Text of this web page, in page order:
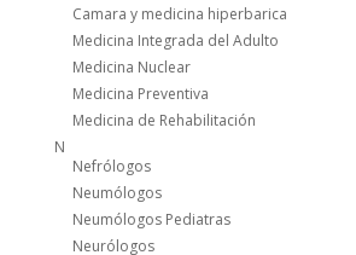
Camara y medicina hiperbarica
Medicina Integrada del Adulto
Medicina Nuclear
Medicina Preventiva
Medicina de Rehabilitación
N
Nefrólogos
Neumólogos
Neumólogos Pediatras
Neurólogos